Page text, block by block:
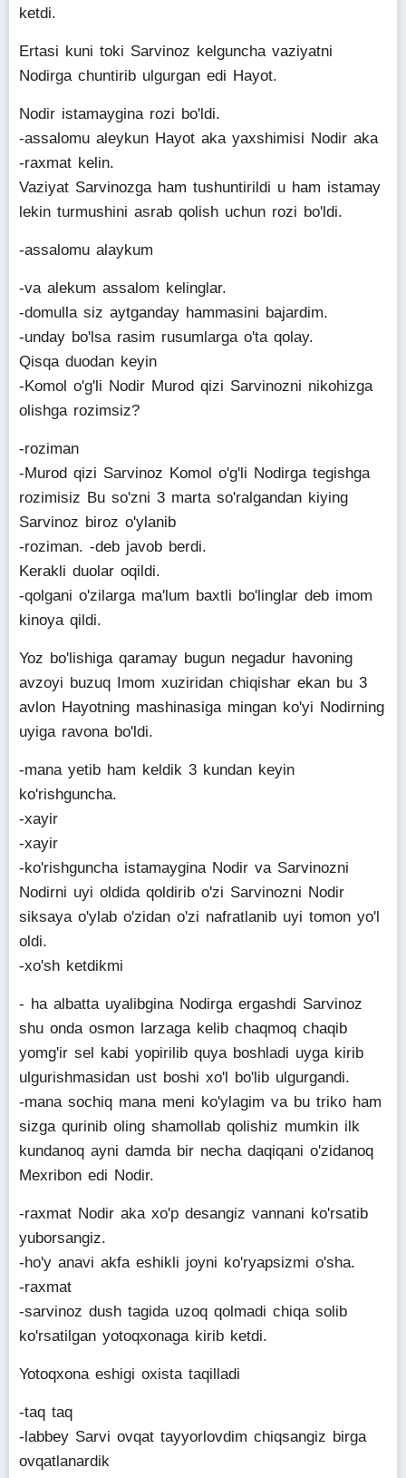
ketdi.
Ertasi kuni toki Sarvinoz kelguncha vaziyatni
Nodirga chuntirib ulgurgan edi Hayot.
Nodir istamaygina rozi bo'ldi.
-assalomu aleykun Hayot aka yaxshimisi Nodir aka
-raxmat kelin.
Vaziyat Sarvinozga ham tushuntirildi u ham istamay
lekin turmushini asrab qolish uchun rozi bo'ldi.
-assalomu alaykum
-va alekum assalom kelinglar.
-domulla siz aytganday hammasini bajardim.
-unday bo'lsa rasim rusumlarga o'ta qolay.
Qisqa duodan keyin
-Komol o'g'li Nodir Murod qizi Sarvinozni nikohizga
olishga rozimsiz?
-roziman
-Murod qizi Sarvinoz Komol o'g'li Nodirga tegishga
rozimisiz Bu so'zni 3 marta so'ralgandan kiying
Sarvinoz biroz o'ylanib
-roziman. -deb javob berdi.
Kerakli duolar oqildi.
-qolgani o'zilarga ma'lum baxtli bo'linglar deb imom
kinoya qildi.
Yoz bo'lishiga qaramay bugun negadur havoning
avzoyi buzuq Imom xuziridan chiqishar ekan bu 3
avlon Hayotning mashinasiga mingan ko'yi Nodirning
uyiga ravona bo'ldi.
-mana yetib ham keldik 3 kundan keyin
ko'rishguncha.
-xayir
-xayir
-ko'rishguncha istamaygina Nodir va Sarvinozni
Nodirni uyi oldida qoldirib o'zi Sarvinozni Nodir
siksaya o'ylab o'zidan o'zi nafratlanib uyi tomon yo'l
oldi.
-xo'sh ketdikmi
- ha albatta uyalibgina Nodirga ergashdi Sarvinoz
shu onda osmon larzaga kelib chaqmoq chaqib
yomg'ir sel kabi yopirilib quya boshladi uyga kirib
ulgurishmasidan ust boshi xo'l bo'lib ulgurgandi.
-mana sochiq mana meni ko'ylagim va bu triko ham
sizga qurinib oling shamollab qolishiz mumkin ilk
kundanoq ayni damda bir necha daqiqani o'zidanoq
Mexribon edi Nodir.
-raxmat Nodir aka xo'p desangiz vannani ko'rsatib
yuborsangiz.
-ho'y anavi akfa eshikli joyni ko'ryapsizmi o'sha.
-raxmat
-sarvinoz dush tagida uzoq qolmadi chiqa solib
ko'rsatilgan yotoqxonaga kirib ketdi.
Yotoqxona eshigi oxista taqilladi
-taq taq
-labbey Sarvi ovqat tayyorlovdim chiqsangiz birga
ovqatlanardik